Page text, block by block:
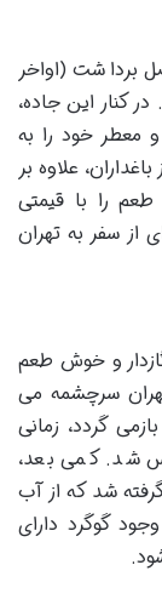
برداشت (اواخر
کنار این جاده،
معطر خود را به
علاوه بر
را با قیمتی
از سفر به تهران
و خوش طعم
سرچشمه می
گیرد. داستان این دوغ خوشمزه به سال ۱۳۱۷ بازمی گردد، زمانی
شد. کمی بعد،
شد که از آب
گوگرد دارای